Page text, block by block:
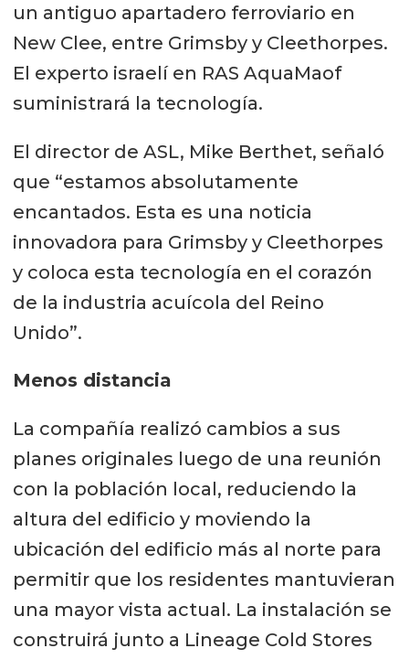
un antiguo apartadero ferroviario en
New Clee, entre Grimsby y Cleethorpes.
El experto israelí en RAS AquaMaof
suministrará la tecnología.
El director de ASL, Mike Berthet, señaló
que “estamos absolutamente
encantados. Esta es una noticia
innovadora para Grimsby y Cleethorpes
y coloca esta tecnología en el corazón
de la industria acuícola del Reino
Unido”.
Menos distancia
La compañía realizó cambios a sus
planes originales luego de una reunión
con la población local, reduciendo la
altura del edificio y moviendo la
ubicación del edificio más al norte para
permitir que los residentes mantuvieran
una mayor vista actual. La instalación se
construirá junto a Lineage Cold Stores